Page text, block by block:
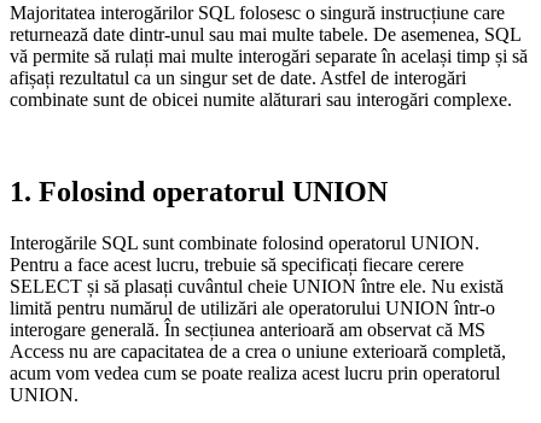
Majoritatea interogărilor SQL folosesc o singură instrucțiune care
returnează date dintr-unul sau mai multe tabele. De asemenea, SQL
vă permite să rulați mai multe interogări separate în același timp și să
afișați rezultatul ca un singur set de date. Astfel de interogări
combinate sunt de obicei numite alăturari sau interogări complexe.
1. Folosind operatorul UNION
Interogările SQL sunt combinate folosind operatorul UNION.
Pentru a face acest lucru, trebuie să specificați fiecare cerere
SELECT și să plasați cuvântul cheie UNION între ele. Nu există
limită pentru numărul de utilizări ale operatorului UNION într-o
interogare generală. În secțiunea anterioară am observat că MS
Access nu are capacitatea de a crea o uniune exterioară completă,
acum vom vedea cum se poate realiza acest lucru prin operatorul
UNION.